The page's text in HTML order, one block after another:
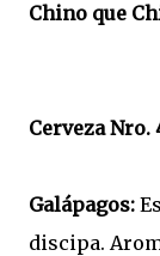
Chino que
Cerveza Nro.
Galápagos:
discipa.